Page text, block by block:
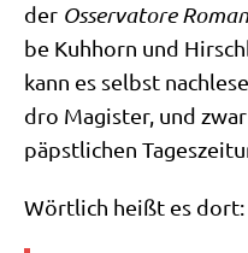
der Osser­va­to­re
be Kuh­horn und
kann es selbst
dro Magi­ster, und
päpst­li­chen
Wört­lich heißt es dort: